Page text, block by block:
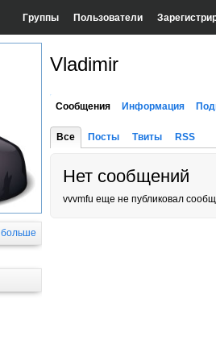
Группы Пользователи
больше
Vladimir
Сообщения Информация
Все Посты Твиты RSS
Нет сообщений
vvvmfu еще не публиковал